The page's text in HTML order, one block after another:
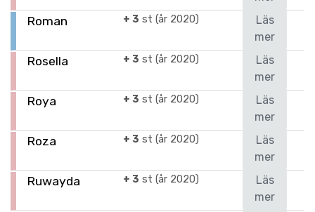
Roman + 3 st (år 2020)
Läs
mer
Rosella + 3 st (år 2020)
Läs
mer
Roya + 3 st (år 2020)
Läs
mer
Roza + 3 st (år 2020)
Läs
mer
Ruwayda + 3 st (år 2020)
Läs
mer